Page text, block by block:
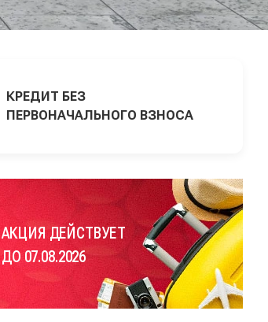
КРЕДИТ БЕЗ
ПЕРВОНАЧАЛЬНОГО ВЗНОСА
АКЦИЯ ДЕЙСТВУЕТ
ДО 07.08.2026